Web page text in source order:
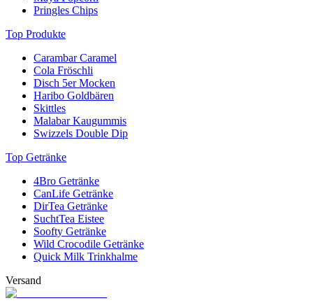
Pringles Chips
Top Produkte
Carambar Caramel
Cola Fröschli
Disch 5er Mocken
Haribo Goldbären
Skittles
Malabar Kaugummis
Swizzels Double Dip
Top Getränke
4Bro Getränke
CanLife Getränke
DirTea Getränke
SuchtTea Eistee
Soofty Getränke
Wild Crocodile Getränke
Quick Milk Trinkhalme
Versand